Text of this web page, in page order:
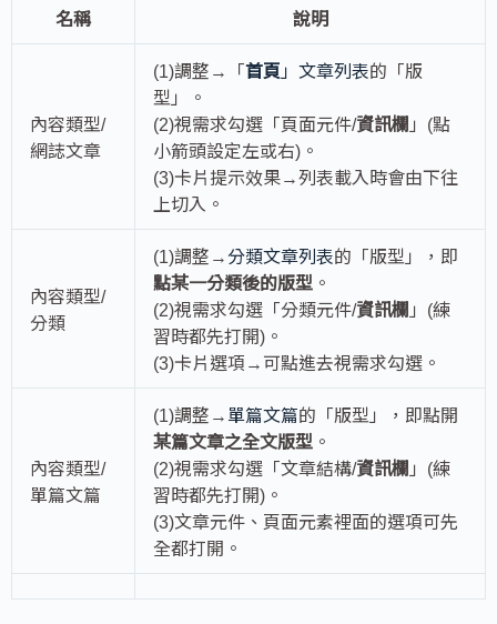
名稱 說明
內容類型/
網誌文章
(1)調整→「 首頁 」文章列表的「版
型」。
(2)視需求勾選「頁面元件/資訊欄 」(點
小箭頭設定左或右)。
(3)卡片提示效果→列表載入時會由下往
上切入。
內容類型/
分類
(1)調整→分類文章列表的「版型」，即
點某一分類後的版型 。
(2)視需求勾選「分類元件/資訊欄 」(練
習時都先打開)。
(3)卡片選項→可點進去視需求勾選。
內容類型/
單篇文篇
(1)調整→ 單篇文篇的「版型」，即點開
某篇文章之全文版型 。
(2)視需求勾選「文章結構/資訊欄 」(練
習時都先打開)。
(3)文章元件、頁面元素裡面的選項可先
全都打開。